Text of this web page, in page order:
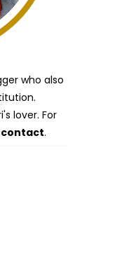
who also
lover. For
contact.